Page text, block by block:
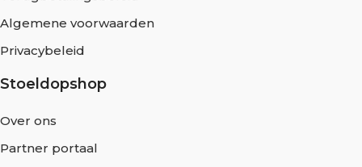
Algemene voorwaarden
Privacybeleid
Stoeldopshop
Over ons
Partner portaal